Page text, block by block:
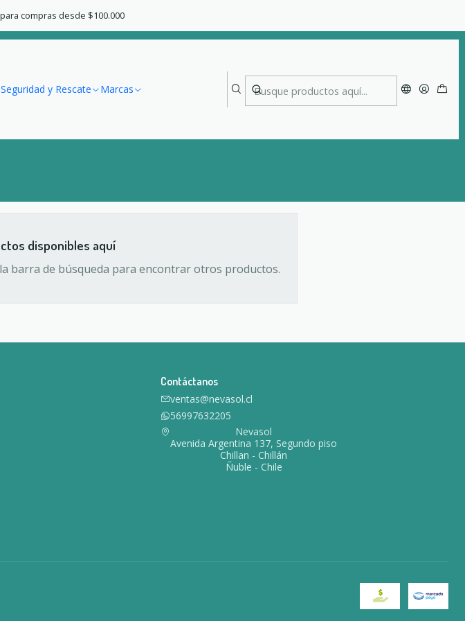
Seguridad y Rescate Marcas
compras desde $100.000
Osprey
disponibles aquí
barra de búsqueda para encontrar otros productos.
Contáctanos
ventas@nevasol.cl
56997632205
Nevasol
Avenida Argentina 137, Segundo piso
Chillan - Chillán
Ñuble - Chile